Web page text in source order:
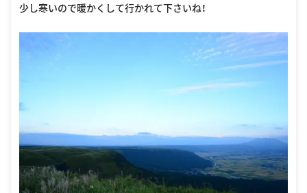
少し寒いので暖かくして行かれて下さいね！